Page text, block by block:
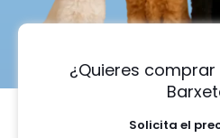
¿Quieres
Solicita el